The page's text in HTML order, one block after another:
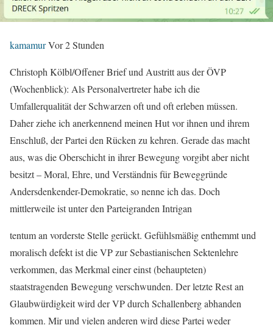
kamamurVor 2 Stunden
Christoph Kölbl/Offener Brief und Austritt aus der ÖVP
(Wochenblick): Als Personalvertreter habe ich die
Umfallerqualität der Schwarzen oft und oft erleben müssen.
Daher ziehe ich anerkennend meinen Hut vor ihnen und ihrem
Enschluß, der Partei den Rücken zu kehren. Gerade das macht
aus, was die Oberschicht in ihrer Bewegung vorgibt aber nicht
besitzt – Moral, Ehre, und Verständnis für Beweggründe
Andersdenkender-Demokratie, so nenne ich das. Doch
mittlerweile ist unter den Parteigranden Intrigan
tentum an vorderste Stelle gerückt. Gefühlsmäßig enthemmt und
moralisch defekt ist die VP zur Sebastianischen Sektenlehre
verkommen, das Merkmal einer einst (behaupteten)
staatstragenden Bewegung verschwunden. Der letzte Rest an
Glaubwürdigkeit wird der VP durch Schallenberg abhanden
kommen. Mir und vielen anderen wird diese Partei weder